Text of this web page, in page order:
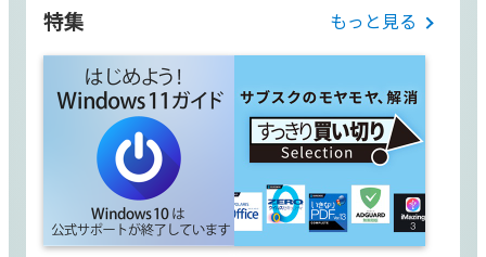
特集 もっと見る